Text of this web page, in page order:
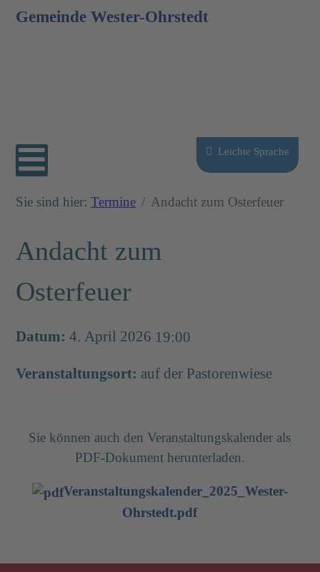
Gemeinde Wester-Ohrstedt
Sprache auswählen
Leichte Sprache
Sie sind hier:Termine Andacht zum Osterfeuer
Andacht zum
Osterfeuer
Datum: 4. April 2026 19:00
Veranstaltungsort: auf der Pastorenwiese
Sie können auch den Veranstaltungskalender als
PDF-Dokument herunterladen.
Veranstaltungskalender_2025_Wester-
Ohrstedt.pdf